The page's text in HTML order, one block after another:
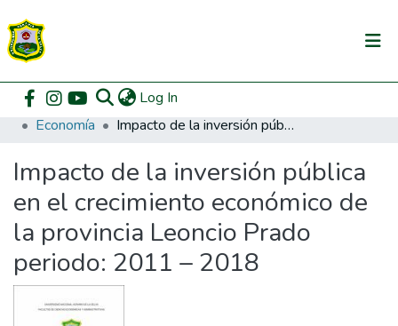
Log In
Communities & Collections
All of DSpace
DSpace Statistics
Home Pregrado
Economía
Impacto de la inversión pública en el crecimiento económico de la provincia Leoncio Prado periodo: 2011 – 2018
Impacto de la inversión pública
en el crecimiento económico de
la provincia Leoncio Prado
periodo: 2011 – 2018